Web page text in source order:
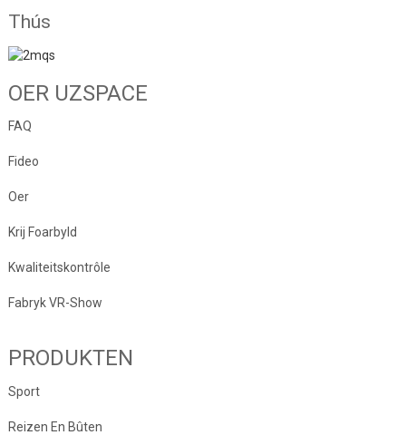
Thús
OER UZSPACE
FAQ
Fideo
Oer
Krij Foarbyld
Kwaliteitskontrôle
Fabryk VR-Show
PRODUKTEN
Sport
Reizen En Bûten